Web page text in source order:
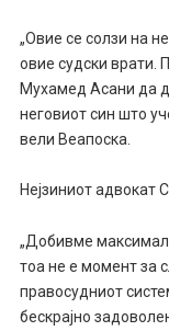
„Овие се солзи на
овие судски врати.
Мухамед Асани да
неговиот син што
вели Веапоска.
Нејзиниот адвокат
„Добивме
тоа не е момент за
правосудниот
бескрајно